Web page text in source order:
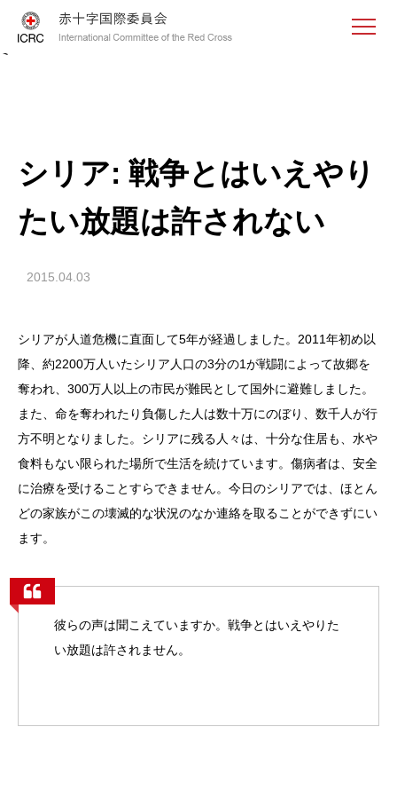
<
シリア: 戦争とはいえやり
たい放題は許されない
2015.04.03
シリアが人道危機に直面して5年が経過しました。2011年初め以
降、約2200万人いたシリア人口の3分の1が戦闘によって故郷を
奪われ、300万人以上の市民が難民として国外に避難しました。
また、命を奪われたり負傷した人は数十万にのぼり、数千人が行
方不明となりました。シリアに残る人々は、十分な住居も、水や
食料もない限られた場所で生活を続けています。傷病者は、安全
に治療を受けることすらできません。今日のシリアでは、ほとん
どの家族がこの壊滅的な状況のなか連絡を取ることができずにい
ます。
彼らの声は聞こえていますか。戦争とはいえやりた
い放題は許されません。